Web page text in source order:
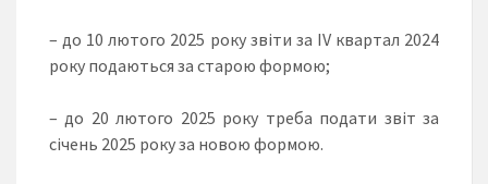
– до 10 лютого 2025 року звіти за IV квартал 2024
року подаються за старою формою;
– до 20 лютого 2025 року треба подати звіт за
січень 2025 року за новою формою.